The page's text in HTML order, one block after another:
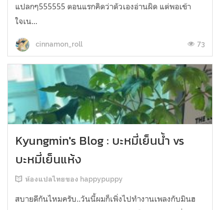
แปลกๆ555555 ตอนแรกคิดว่าตัวเองอ่านผิด แต่พอเข้า
ใจเน...
cinnamon_roll 73
Kyungmin's Blog : บะหมี่เย็นน้ำ vs
บะหมี่เย็นแห้ง
ห้องแปลไทยของ happypuppy
สบายดีกันไหมครับ..วันนี้ผมก็เพิ่งไปทำงานเพลงกับมินฮ